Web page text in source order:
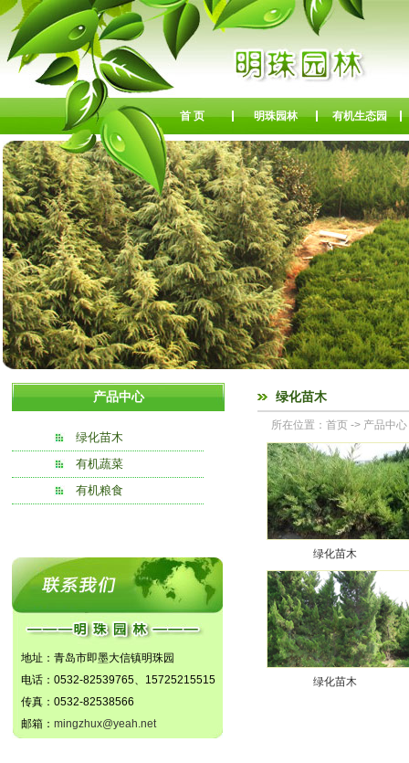
首 页 明珠园林 有机生态园
产品中心
绿化苗木
有机蔬菜
有机粮食
地址：青岛市即墨大信镇明珠园
电话：0532-82539765、15725215515
传真：0532-82538566
邮箱： mingzhux@yeah.net
绿化苗木
所在位置： 首页 -> 产品中心
绿化苗木
绿化苗木